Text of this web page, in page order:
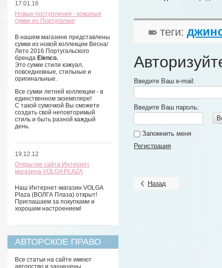
теги:
Введите Ваш e-mail:
Введите Ваш пароль:
Запомнить меня
Регистрация
Назад
17.01.16
Новые поступления - кожаные
сумки из Португалии!
В нашем магазине представлены
сумки из новой коллекции Весна/
Лето 2016 Португальского
бренда Elenco.
Это сумки стиля кэжуал,
повседневные, стильные и
оригинальные.
Все сумки летней коллекции - в
единственном экземпляре!
С такой сумочкой Вы сможете
создать свой неповторимый
стиль и быть разной каждый
день.
19.12.12
Открытие сайта Интернет
магазина VOLGA PLAZA
Наш Интернет-магазин VOLGA
Plaza (ВОЛГА Плаза) открыт!
Приглашаем за покупками и
хорошим настроением!
АВТОРСКОЕ ПРАВО
Все статьи на сайте имеют
авторство и защищены